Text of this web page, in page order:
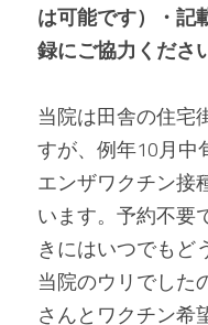
は可能です）・記
録にご協力くださ
当院は田舎の住宅
すが、例年10月中
エンザワクチン接
います。予約不要
きにはいつでもど
当院のウリでした
さんとワクチン希